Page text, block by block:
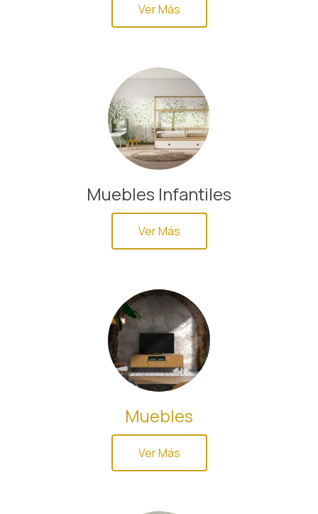
Ver Más
Muebles Infantiles
Ver Más
Muebles
Ver Más